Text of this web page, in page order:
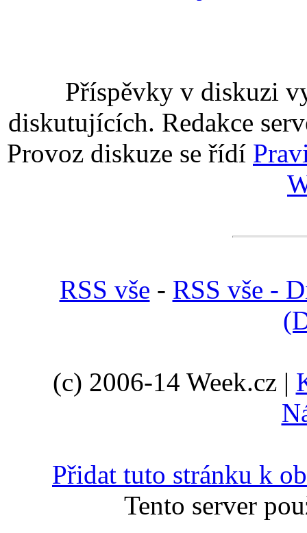
Příspěvky v diskuzi
diskutujících. Redakce
Provoz diskuze se řídí
RSS vše - RSS vše -
(c) 2006-14 Week.cz |
Přidat tuto stránku k
Tento server